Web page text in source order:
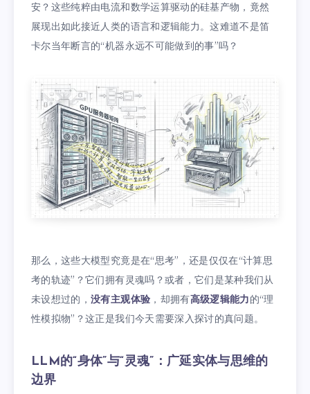
安？这些纯粹由电流和数学运算驱动的硅基产物，竟然
展现出如此接近人类的语言和逻辑能力。这难道不是笛
卡尔当年断言的“机器永远不可能做到的事”吗？
那么，这些大模型究竟是在“思考”，还是仅仅在“计算思
考的轨迹”？它们拥有灵魂吗？或者，它们是某种我们从
未设想过的，没有主观体验 ，却拥有高级逻辑能力的“理
性模拟物”？这正是我们今天需要深入探讨的真问题。
LLM的“身体”与“灵魂”：广延实体与思维的
边界